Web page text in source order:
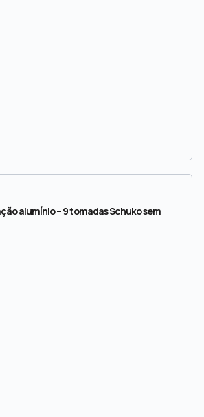
alumínio – 9 tomadas Schuko sem